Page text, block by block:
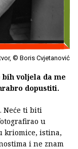
© Boris Cvjetanović
voljela da me
dopustiti.
Neće ti biti
u
kriomice, istina,
i ne znam